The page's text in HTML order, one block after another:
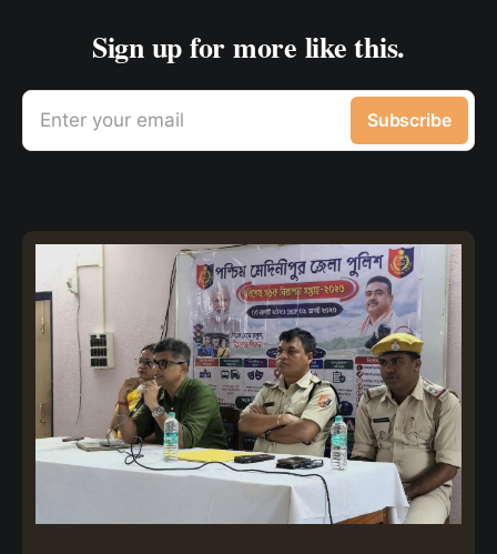
Sign up for more like this.
Enter your email Subscribe